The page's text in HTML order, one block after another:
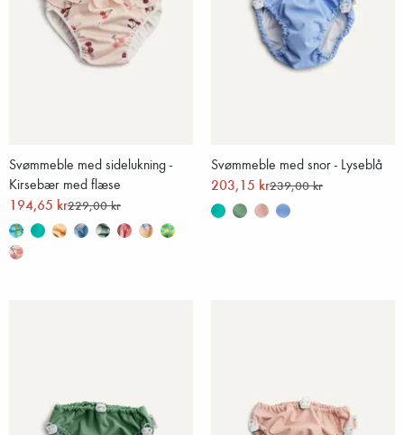
Svømmeble med sidelukning -
Kirsebær med flæse
194,65 kr229,00 kr
Svømmeble med snor - Lyseblå
203,15 kr239,00 kr